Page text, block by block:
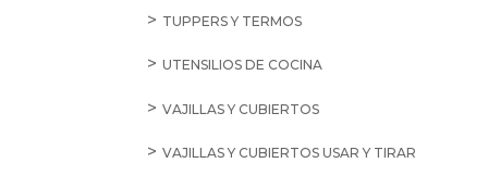
TUPPERS Y TERMOS
UTENSILIOS DE COCINA
VAJILLAS Y CUBIERTOS
VAJILLAS Y CUBIERTOS USAR Y TIRAR